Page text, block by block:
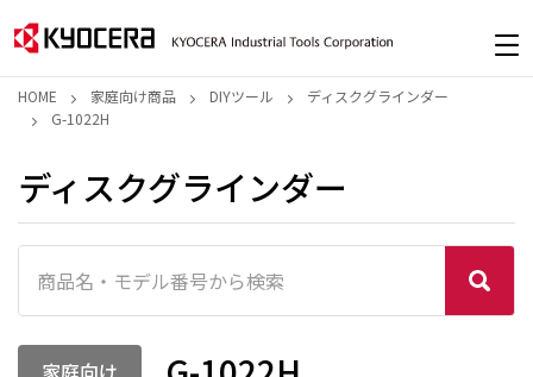
HOME 家庭向け商品 DIYツール
ディスクグラインダー
G-1022H
ディスクグラインダー
家庭向け